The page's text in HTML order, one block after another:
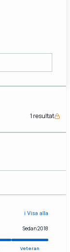
1 resultat
ℹ️ Visa alla
Sedan 2018
Veteran